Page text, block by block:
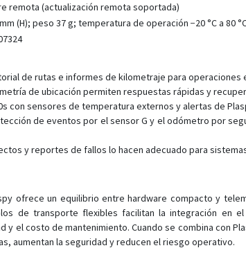
remota (actualización remota soportada)
(H); peso 37 g; temperatura de operación −20 °C a 80
de rutas e informes de kilometraje para operaciones
de ubicación permiten respuestas rápidas y
con sensores de temperatura externos y alertas de
de eventos por el sensor G y el odómetro por
y reportes de fallos lo hacen adecuado para
ofrece un equilibrio entre hardware compacto y
de transporte flexibles facilitan la integración en
el costo de mantenimiento. Cuando se combina con
aumentan la seguridad y reducen el riesgo operativo.